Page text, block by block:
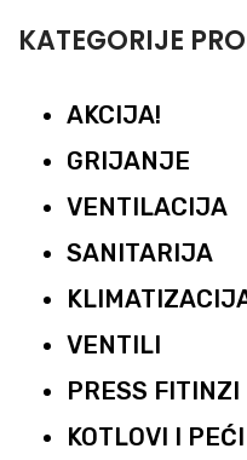
KATEGORIJE
AKCIJA!
GRIJANJE
VENTILACIJA
SANITARIJA
VENTILI
PRESS FITINZI
KOTLOVI I PEĆI